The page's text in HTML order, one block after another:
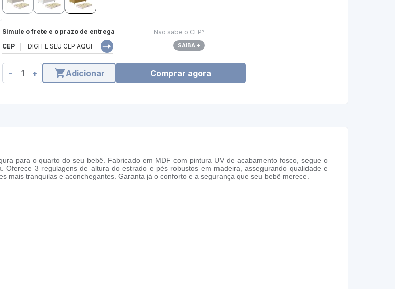
Simule o frete e o prazo de entrega
CEP
Não sabe o CEP?
SAIBA +
- + Adicionar Comprar agora
para o quarto do seu bebê. Fabricado em MDF com pintura UV de acabamento fosco, segue o
3 regulagens de altura do estrado e pés robustos em madeira, assegurando qualidade e
tranquilas e aconchegantes. Garanta já o conforto e a segurança que seu bebê merece.